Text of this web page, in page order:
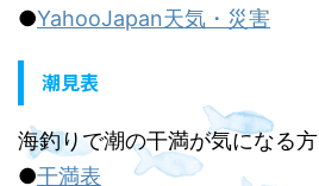
●YahooJapan天気・災害
潮見表
海釣りで潮の干満が気になる
●干満表